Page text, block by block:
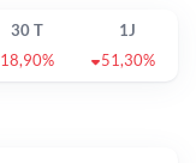
30 T
1J
18,90% 51,30%